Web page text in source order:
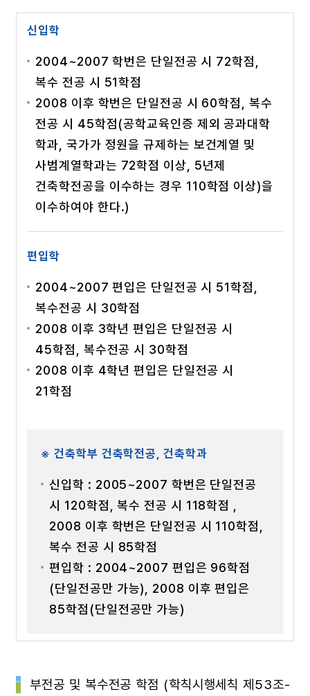
신입학
2004~2007 학번은 단일전공 시 72학점,
복수 전공 시 51학점
2008 이후 학번은 단일전공 시 60학점, 복수
전공 시 45학점(공학교육인증 제외 공과대학
학과, 국가가 정원을 규제하는 보건계열 및
사범계열학과는 72학점 이상, 5년제
건축학전공을 이수하는 경우 110학점 이상)을
이수하여야 한다.)
편입학
2004~2007 편입은 단일전공 시 51학점,
복수전공 시 30학점
2008 이후 3학년 편입은 단일전공 시
45학점, 복수전공 시 30학점
2008 이후 4학년 편입은 단일전공 시
21학점
※ 건축학부 건축학전공, 건축학과
신입학 : 2005~2007 학번은 단일전공
시 120학점, 복수 전공 시 118학점 ,
2008 이후 학번은 단일전공 시 110학점,
복수 전공 시 85학점
편입학 : 2004~2007 편입은 96학점
(단일전공만 가능), 2008 이후 편입은
85학점(단일전공만 가능)
부전공 및 복수전공 학점 (학칙시행세칙 제53조-